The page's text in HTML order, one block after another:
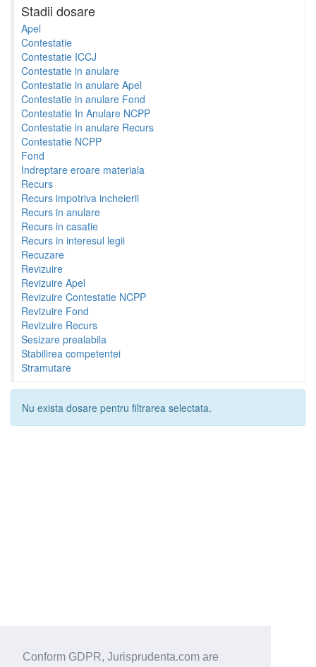
Conform GDPR, Jurisprudenta.com are
Stadii dosare
Apel
Contestatie
Contestatie ICCJ
Contestatie in anulare
Contestatie in anulare Apel
Contestatie in anulare Fond
Contestatie In Anulare NCPP
Contestatie in anulare Recurs
Contestatie NCPP
Fond
Indreptare eroare materiala
Recurs
Recurs impotriva incheierii
Recurs in anulare
Recurs in casatie
Recurs in interesul legii
Recuzare
Revizuire
Revizuire Apel
Revizuire Contestatie NCPP
Revizuire Fond
Revizuire Recurs
Sesizare prealabila
Stabilirea competentei
Stramutare
Nu exista dosare pentru filtrarea selectata.